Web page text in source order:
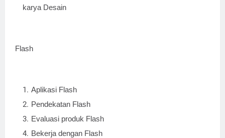
karya Desain
Flash
Aplikasi Flash
Pendekatan Flash
Evaluasi produk Flash
Bekerja dengan Flash